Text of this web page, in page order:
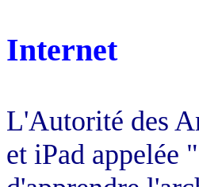
Internet
L'Autorité des
et iPad appelée